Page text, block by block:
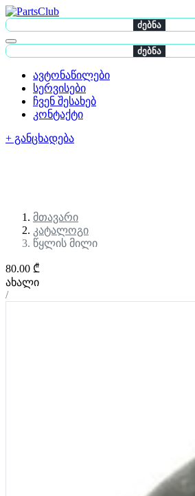
ძებნა
ძებნა
ავტონაწილები
სერვისები
ჩვენ შესახებ
კონტაქტი
+ განცხადება
მთავარი
კატალოგი
წყლის მილი
80.00 ₾
ახალი
/